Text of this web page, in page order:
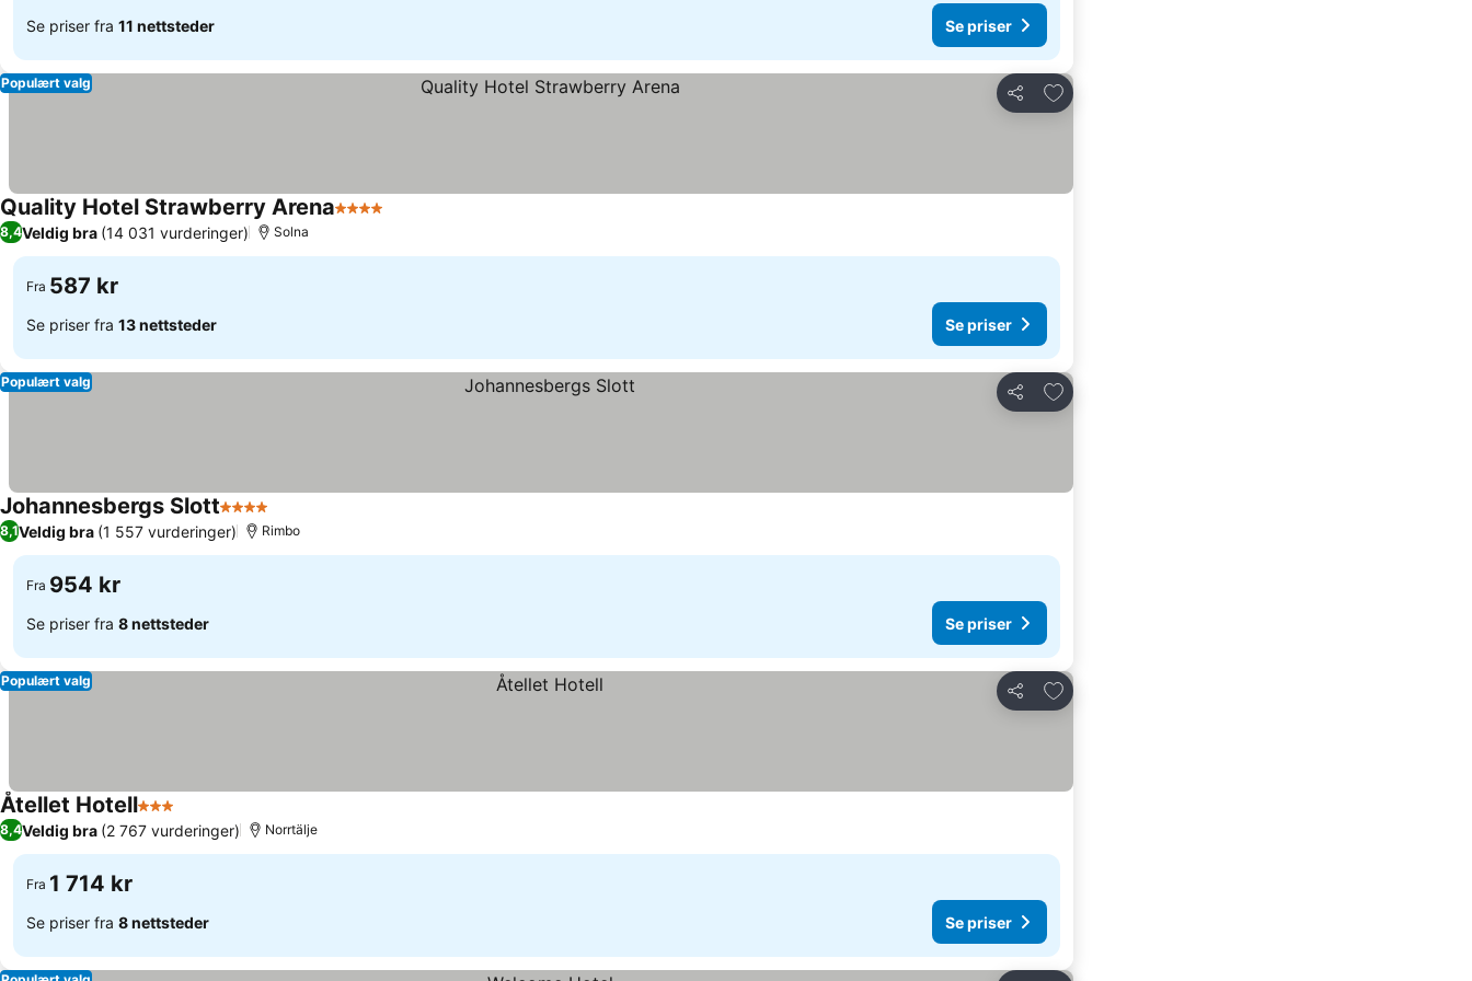
Se priser fra 11 nettsteder Se priser
Del
Legg til i favoritter
Populært valg
Quality Hotel Strawberry Arena4 Stjerner
8,4Veldig bra (14 031 vurderinger) Solna
Fra 587 kr
Se priser fra 13 nettsteder Se priser
Del
Legg til i favoritter
Populært valg
Johannesbergs Slott4 Stjerner
8,1Veldig bra (1 557 vurderinger) Rimbo
Fra 954 kr
Se priser fra 8 nettsteder Se priser
Del
Legg til i favoritter
Populært valg
Åtellet Hotell3 Stjerner
8,4Veldig bra (2 767 vurderinger) Norrtälje
Fra 1 714 kr
Se priser fra 8 nettsteder Se priser